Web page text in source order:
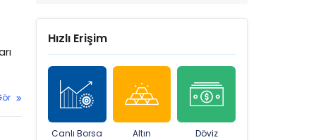
Hızlı Erişim
Canlı Borsa Altın Döviz